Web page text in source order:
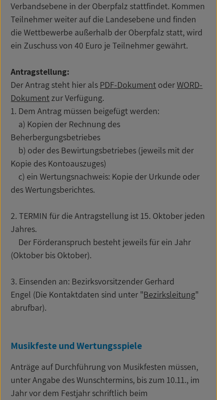
Verbandsebene in der Oberpfalz stattfindet. Kommen
Teilnehmer weiter auf die Landesebene und finden
die Wettbewerbe außerhalb der Oberpfalz statt, wird
ein Zuschuss von 40 Euro je Teilnehmer gewährt.
Antragstellung:
Der Antrag steht hier als PDF-Dokument oderWORD-
Dokumentzur Verfügung.
1. Dem Antrag müssen beigefügt werden:
a) Kopien der Rechnung des
Beherbergungsbetriebes
b) oder des Bewirtungsbetriebes (jeweils mit der
Kopie des Kontoauszuges)
c) ein Wertungsnachweis: Kopie der Urkunde oder
des Wertungsberichtes.
2. TERMIN für die Antragstellung ist 15. Oktober jeden
Jahres.
Der Förderanspruch besteht jeweils für ein Jahr
(Oktober bis Oktober).
3. Einsenden an: Bezirksvorsitzender Gerhard
Engel (Die Kontaktdaten sind unter "Bezirksleitung"
abrufbar).
Musikfeste und Wertungsspiele
Anträge auf Durchführung von Musikfesten müssen,
unter Angabe des Wunschtermins, bis zum 10.11., im
Jahr vor dem Festjahr schriftlich beim